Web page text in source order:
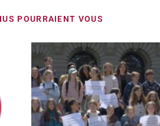
POURRAIENT VOUS